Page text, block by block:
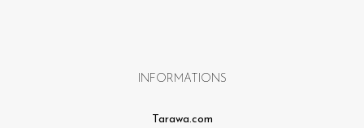
INFORMATIONS
Tarawa.com